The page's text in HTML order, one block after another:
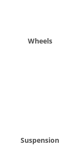
Wheels
Suspension